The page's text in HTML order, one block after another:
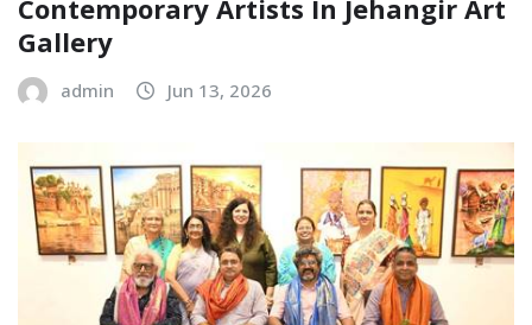
Contemporary Artists In Jehangir Art
Gallery
admin Jun 13, 2026